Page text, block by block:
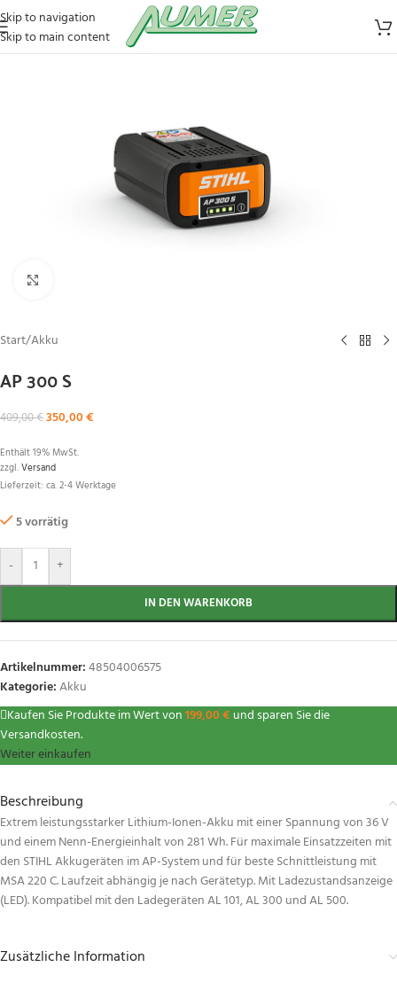
Skip to navigation
Skip to main content
Start/Akku
AP 300 S
409,00€350,00€
Enthält 19% MwSt.
zzgl.Versand
Lieferzeit: ca. 2-4 Werktage
5 vorrätig
- +
IN DEN WARENKORB
Artikelnummer:48504006575
Kategorie:Akku
Kaufen Sie Produkte im Wert von199,00€ und sparen Sie die
Versandkosten.
Weiter einkaufen
Beschreibung
Extrem leistungsstarker Lithium-Ionen-Akku mit einer Spannung von 36 V
und einem Nenn-Energieinhalt von 281 Wh. Für maximale Einsatzzeiten mit
den STIHL Akkugeräten im AP-System und für beste Schnittleistung mit
MSA 220 C. Laufzeit abhängig je nach Gerätetyp. Mit Ladezustandsanzeige
(LED). Kompatibel mit den Ladegeräten AL 101, AL 300 und AL 500.
Zusätzliche Information